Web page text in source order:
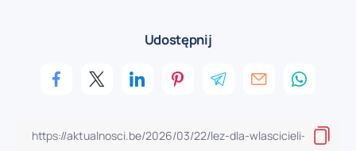
Udostępnij